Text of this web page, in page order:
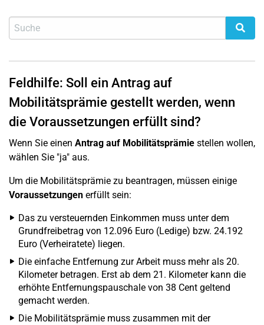
Feldhilfe: Soll ein Antrag auf
Mobilitätsprämie gestellt werden, wenn
die Voraussetzungen erfüllt sind?
Wenn Sie einen Antrag auf Mobilitätsprämie stellen wollen,
wählen Sie "ja" aus.
Um die Mobilitätsprämie zu beantragen, müssen einige
Voraussetzungen erfüllt sein:
Das zu versteuernden Einkommen muss unter dem
Grundfreibetrag von 12.096 Euro (Ledige) bzw. 24.192
Euro (Verheiratete) liegen.
Die einfache Entfernung zur Arbeit muss mehr als 20.
Kilometer betragen. Erst ab dem 21. Kilometer kann die
erhöhte Entfernungspauschale von 38 Cent geltend
gemacht werden.
Die Mobilitätsprämie muss zusammen mit der